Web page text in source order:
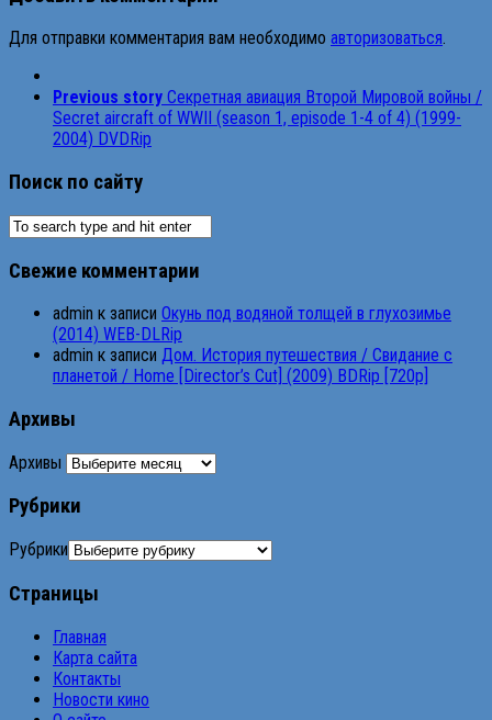
Для отправки комментария вам необходимо авторизоваться.
Previous story Секретная авиация Второй Мировой войны /
Secret aircraft of WWII (season 1, episode 1-4 of 4) (1999-
2004) DVDRip
Поиск по сайту
Свежие комментарии
admin к записи Окунь под водяной толщей в глухозимье
(2014) WEB-DLRip
admin к записи Дом. История путешествия / Свидание с
планетой / Home [Director’s Cut] (2009) BDRip [720p]
Архивы
Архивы
Рубрики
Рубрики
Страницы
Главная
Карта сайта
Контакты
Новости кино